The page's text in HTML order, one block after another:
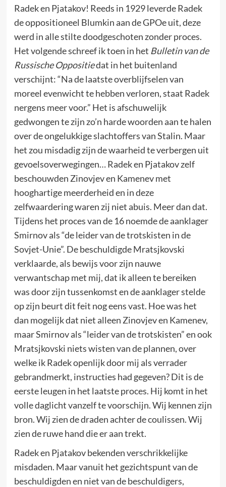
Radek en Pjatakov! Reeds in 1929 leverde Radek
de oppositioneel Blumkin aan de GPOe uit, deze
werd in alle stilte doodgeschoten zonder proces.
Het volgende schreef ik toen in het Bulletin van de
Russische Oppositiedat in het buitenland
verschijnt: “Na de laatste overblijfselen van
moreel evenwicht te hebben verloren, staat Radek
nergens meer voor.” Het is afschuwelijk
gedwongen te zijn zo’n harde woorden aan te halen
over de ongelukkige slachtoffers van Stalin. Maar
het zou misdadig zijn de waarheid te verbergen uit
gevoelsoverwegingen… Radek en Pjatakov zelf
beschouwden Zinovjev en Kamenev met
hooghartige meerderheid en in deze
zelfwaardering waren zij niet abuis. Meer dan dat.
Tijdens het proces van de 16 noemde de aanklager
Smirnov als “de leider van de trotskisten in de
Sovjet-Unie”. De beschuldigde Mratsjkovski
verklaarde, als bewijs voor zijn nauwe
verwantschap met mij, dat ik alleen te bereiken
was door zijn tussenkomst en de aanklager stelde
op zijn beurt dit feit nog eens vast. Hoe was het
dan mogelijk dat niet alleen Zinovjev en Kamenev,
maar Smirnov als “leider van de trotskisten” en ook
Mratsjkovski niets wisten van de plannen, over
welke ik Radek openlijk door mij als verrader
gebrandmerkt, instructies had gegeven? Dit is de
eerste leugen in het laatste proces. Hij komt in het
volle daglicht vanzelf te voorschijn. Wij kennen zijn
bron. Wij zien de draden achter de coulissen. Wij
zien de ruwe hand die er aan trekt.
Radek en Pjatakov bekenden verschrikkelijke
misdaden. Maar vanuit het gezichtspunt van de
beschuldigden en niet van de beschuldigers,